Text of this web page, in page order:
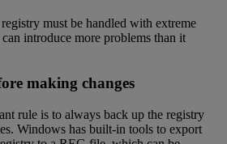
must be handled with extreme
introduce more problems than it
making changes
rule is to always back up the registry
Windows has built-in tools to export